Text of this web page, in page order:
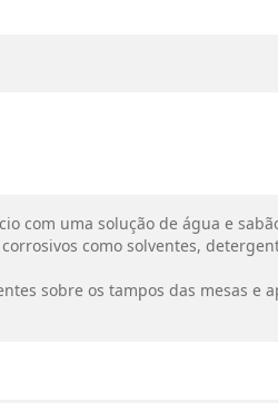
com uma solução de água e
como solventes,
sobre os tampos das mesas e